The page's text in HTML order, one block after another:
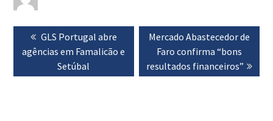
Navegação
artigos
Previous
post:
GLS Portugal abre
agências em Famalicão e
Setúbal
Next
post:
Mercado Abastecedor de
Faro confirma “bons
resultados financeiros”